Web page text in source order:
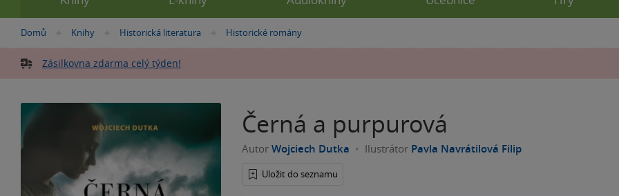
Nacházíte
zde:
Domů »
Knihy »Historická literatura »Historické romány
Zásilkovna zdarma celý týden!
Černá a purpurová
Autor Wojciech Dutka Ilustrátor Pavla Navrátilová Filip
Uložit do seznamu